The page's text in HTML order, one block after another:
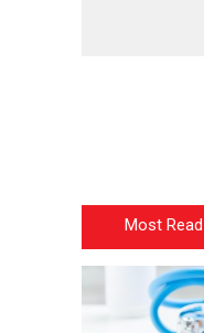
Most Read